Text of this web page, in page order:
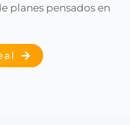
planes pensados en